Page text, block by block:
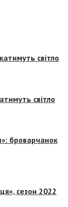
світло
світло
броварчанок
сезон 2022